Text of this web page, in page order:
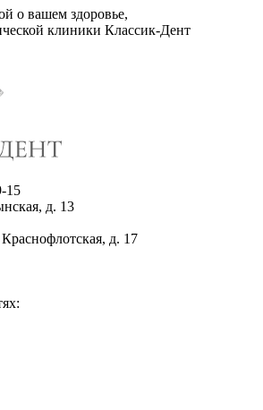
о вашем здоровье,
клиники Классик-Дент
15
д. 13
д. 17